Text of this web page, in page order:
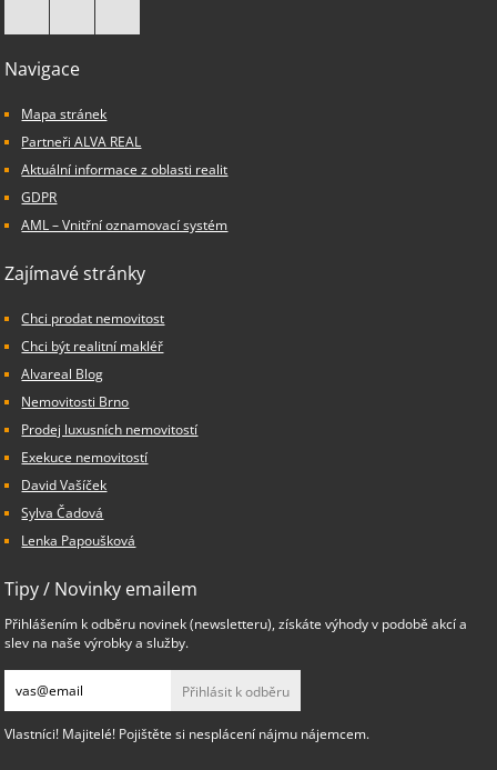
Navigace
Mapa stránek
Partneři ALVA REAL
Aktuální informace z oblasti realit
GDPR
AML – Vnitřní oznamovací systém
Zajímavé stránky
Chci prodat nemovitost
Chci být realitní makléř
Alvareal Blog
Nemovitosti Brno
Prodej luxusních nemovitostí
Exekuce nemovitostí
David Vašíček
Sylva Čadová
Lenka Papoušková
Tipy / Novinky emailem
Přihlášením k odběru novinek (newsletteru), získáte výhody v podobě akcí a
slev na naše výrobky a služby.
Přihlásit k odběru
Vlastníci! Majitelé! Pojištěte si nesplácení nájmu nájemcem.